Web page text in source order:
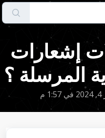
إشعارات
المرسلة ؟